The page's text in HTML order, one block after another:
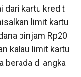
dari kartu kredit
limit kartu
pinjam Rp20
kalau limit kartu
berada di angka